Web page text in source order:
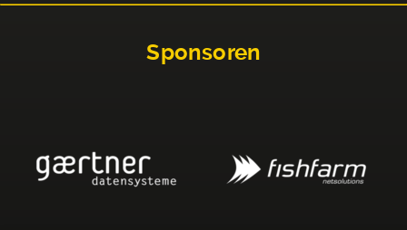
Sponsoren